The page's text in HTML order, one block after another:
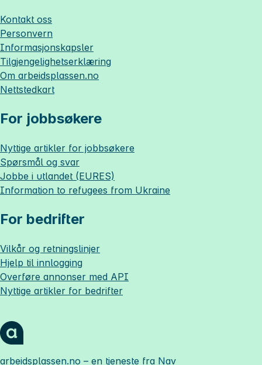
Kontakt oss
Personvern
Informasjonskapsler
Tilgjengelighetserklæring
Om arbeidsplassen.no
Nettstedkart
For jobbsøkere
Nyttige artikler for jobbsøkere
Spørsmål og svar
Jobbe i utlandet (EURES)
Information to refugees from Ukraine
For bedrifter
Vilkår og retningslinjer
Hjelp til innlogging
Overføre annonser med API
Nyttige artikler for bedrifter
arbeidsplassen.no – en tjeneste fra Nav